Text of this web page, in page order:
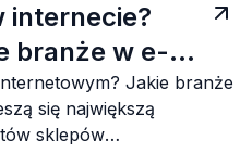
internecie?
branże w e-
Jakie branże
się największą
sklepów